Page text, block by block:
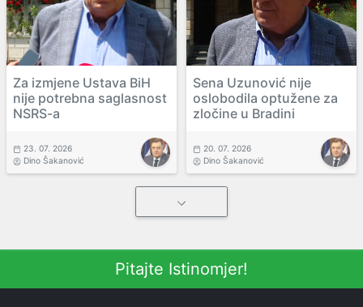
Za izmjene Ustava BiH
nije potrebna saglasnost
NSRS-a
23. 07. 2026
Dino Šakanović
Sena Uzunović nije
oslobodila optužene za
zločine u Bradini
20. 07. 2026
Dino Šakanović
Pitajte Istinomjer!